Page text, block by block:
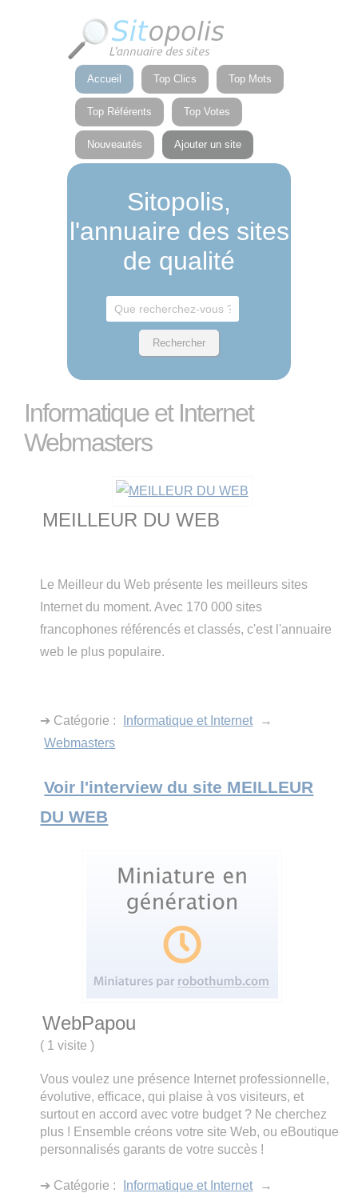
Accueil Top Clics Top Mots
Top Référents Top Votes
Nouveautés Ajouter un site
Sitopolis,
l'annuaire des sites
de qualité
Informatique et Internet
Webmasters
MEILLEUR DU WEB
Le Meilleur du Web présente les meilleurs sites
Internet du moment. Avec 170 000 sites
francophones référencés et classés, c'est l'annuaire
web le plus populaire.
➔ Catégorie : Informatique et Internet
→
Webmasters
Voir l'interview du site MEILLEUR
DU WEB
WebPapou
( 1 visite)
Vous voulez une présence Internet professionnelle,
évolutive, efficace, qui plaise à vos visiteurs, et
surtout en accord avec votre budget ? Ne cherchez
plus ! Ensemble créons votre site Web, ou eBoutique
personnalisés garants de votre succès !
➔ Catégorie : Informatique et Internet
→